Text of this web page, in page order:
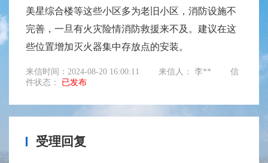
美星综合楼等这些小区多为老旧小区，消防设施不
完善，一旦有火灾险情消防救援来不及。建议在这
些位置增加灭火器集中存放点的安装。
来信时间：2024-08-20 16:00:11 来信人： 李**
信
件状态： 已发布
受理回复